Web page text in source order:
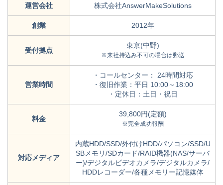
運営会社 株式会社AnswerMakeSolutions
創業 2012年
受付拠点
東京(中野)
※来社持込み不可の場合は郵送
営業時間
・コールセンター： 24時間対応
・復旧作業：平日 10:00～18:00
・定休日：土日・祝日
料金
39,800円(定額)
※完全成功報酬
対応メディア
内蔵HDD/SSD/外付けHDD/パソコン/SSD/U
SBメモリ/SDカード/RAID機器(NAS/サーバ
ー)/デジタルビデオカメラ/デジタルカメラ/
HDDレコーダー/各種メモリー記憶媒体